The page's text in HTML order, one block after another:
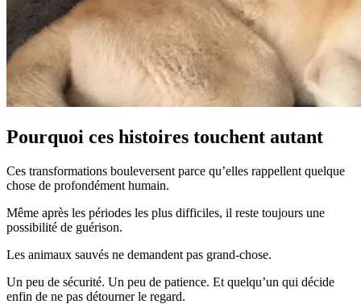
Pourquoi ces histoires touchent autant
Ces transformations bouleversent parce qu’elles rappellent quelque
chose de profondément humain.
Même après les périodes les plus difficiles, il reste toujours une
possibilité de guérison.
Les animaux sauvés ne demandent pas grand-chose.
Un peu de sécurité. Un peu de patience. Et quelqu’un qui décide
enfin de ne pas détourner le regard.